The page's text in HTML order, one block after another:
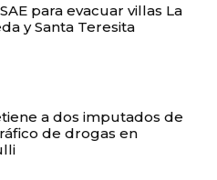
para evacuar villas La
y Santa Teresita
a dos imputados de
de drogas en